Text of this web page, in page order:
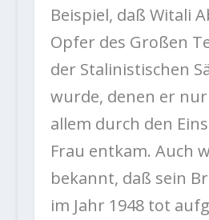
Beispiel, daß Witali
Opfer des Großen
der Stalinistischen
wurde, denen er
allem durch den
Frau entkam. Auch
bekannt, daß sein
im Jahr 1948 tot